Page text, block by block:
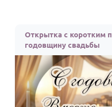
Открытка с коротким
годовщину свадьбы